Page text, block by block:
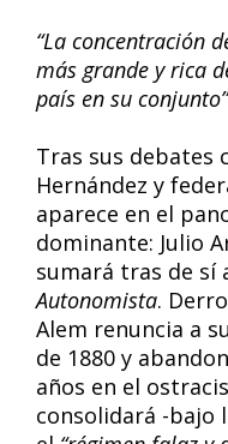
“La concentración
más grande y rica
país en su
Tras sus debates
Hernández y
aparece en el
dominante: Julio
sumará tras de sí
Autonomista.
Alem renuncia a
de 1880 y
años en el
consolidará -bajo